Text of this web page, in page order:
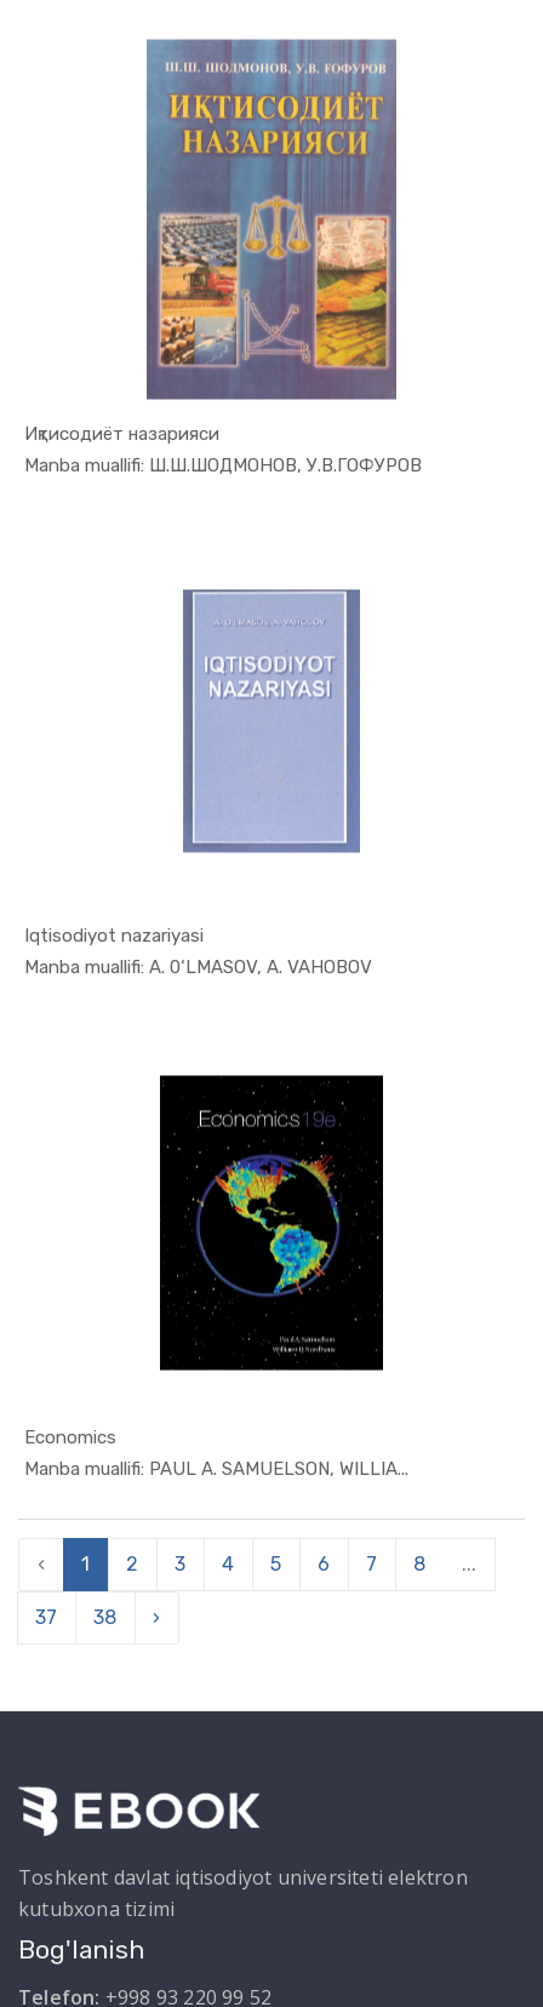
Иқтисодиёт назарияси
Manba muallifi: Ш.Ш.ШОДМОНОВ, У.В.ГОФУРОВ
In Iqtisod...
Iqtisodiyot nazariyasi
Manba muallifi: A. 0‘LMASOV, A. VAHOBOV
In Iqtisod...
Economics
Manba muallifi: PAUL A. SAMUELSON, WILLIA...
In Iqtisod...
‹ 1 2 3 4 5 6 7 8 ...
37 38 ›
Toshkent davlat iqtisodiyot universiteti elektron
kutubxona tizimi
Bog'lanish
Telefon: +998 93 220 99 52